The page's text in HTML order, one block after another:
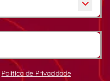
Política de Privacidade